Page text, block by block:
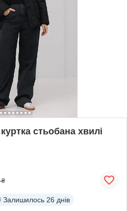
стьобана хвилі
₴
Залишилось 26 днів